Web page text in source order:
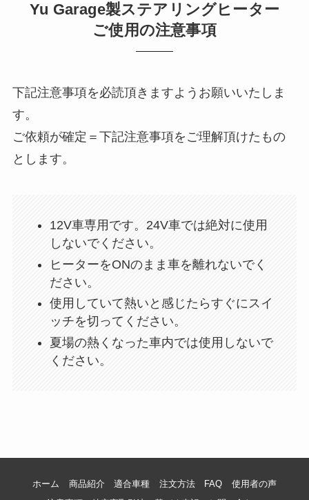
Yu Garage製ステアリングヒーター
ご使用の注意事項
下記注意事項を必読頂きますようお願いいたしま
す。
ご依頼が確定＝下記注意事項をご理解頂けたもの
とします。
12V車専用です。24V車では絶対に使用
しないでください。
ヒーターをONのまま車を離れないでく
ださい。
使用していて熱いと感じたらすぐにスイ
ッチを切ってください。
夏場の熱くなった車内では使用しないで
ください。
ホーム 商品紹介 適合車種 注文方法 FAQ
使用者の声